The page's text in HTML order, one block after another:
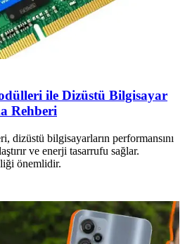
ile Dizüstü Bilgisayar
Rehberi
bilgisayarların performansını
ve enerji tasarrufu sağlar.
önemlidir.